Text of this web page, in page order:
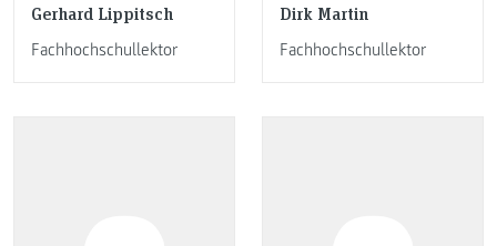
Gerhard Lippitsch
Fachhochschullektor
Dirk Martin
Fachhochschullektor